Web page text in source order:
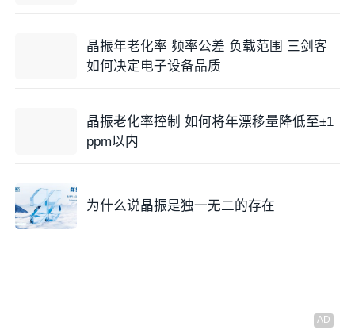
晶振年老化率 频率公差 负载范围 三剑客
如何决定电子设备品质
晶振老化率控制 如何将年漂移量降低至±1
ppm以内
为什么说晶振是独一无二的存在